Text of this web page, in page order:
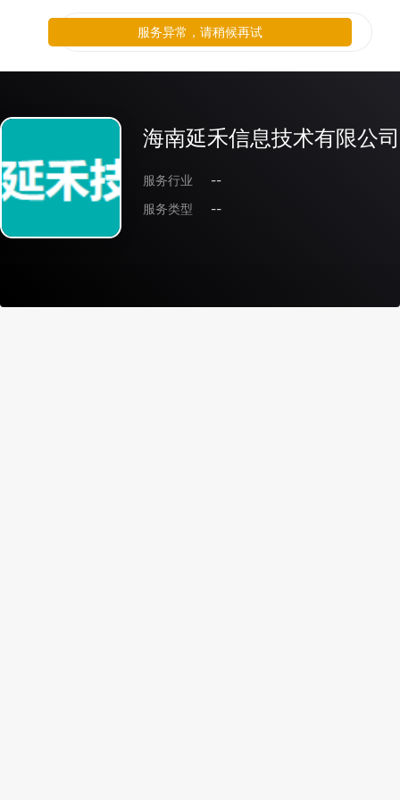
海南延禾信息技术有限公司
服务行业
--
服务类型
--
服务异常，请稍候再试